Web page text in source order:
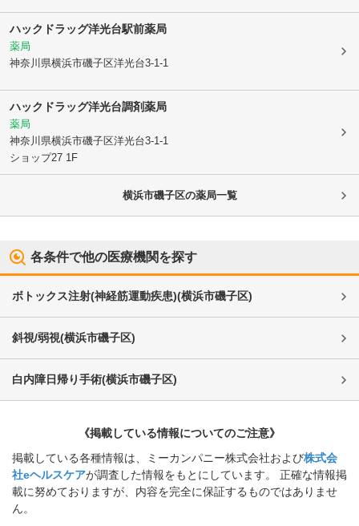
ハックドラッグ洋光台駅前薬局
薬局
神奈川県横浜市磯子区洋光台3-1-1
ハックドラッグ洋光台調剤薬局
薬局
神奈川県横浜市磯子区洋光台3-1-1
ショップ27 1F
横浜市磯子区の薬局一覧
各条件で他の医療機関を探す
ボトックス注射(神経筋運動疾患)(横浜市磯子区)
斜視/弱視(横浜市磯子区)
白内障日帰り手術(横浜市磯子区)
《掲載している情報についてのご注意》
掲載している各種情報は、ミーカンパニー株式会社および株式会
社eヘルスケアが調査した情報をもとにしています。 正確な情報掲
載に努めておりますが、内容を完全に保証するものではありませ
ん。